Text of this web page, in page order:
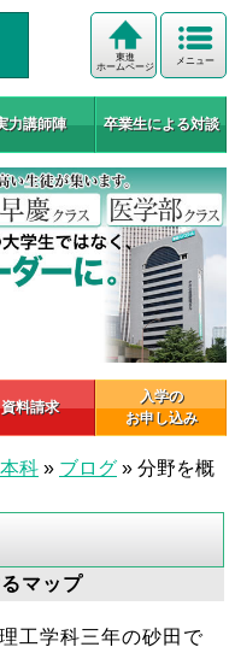
メニュー
東進
ホームページ
力講師陣 卒業生による対談
資料請求
入学の
お申し込み
科 » ブログ » 分野を概
マップ
工学科三年の砂田で